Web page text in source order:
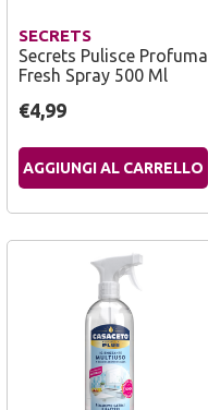
SECRETS
Secrets Pulisce Profuma
Fresh Spray 500 Ml
€4,99
AGGIUNGI AL CARRELLO